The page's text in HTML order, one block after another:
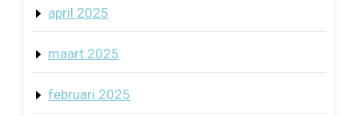
april 2025
maart 2025
februari 2025